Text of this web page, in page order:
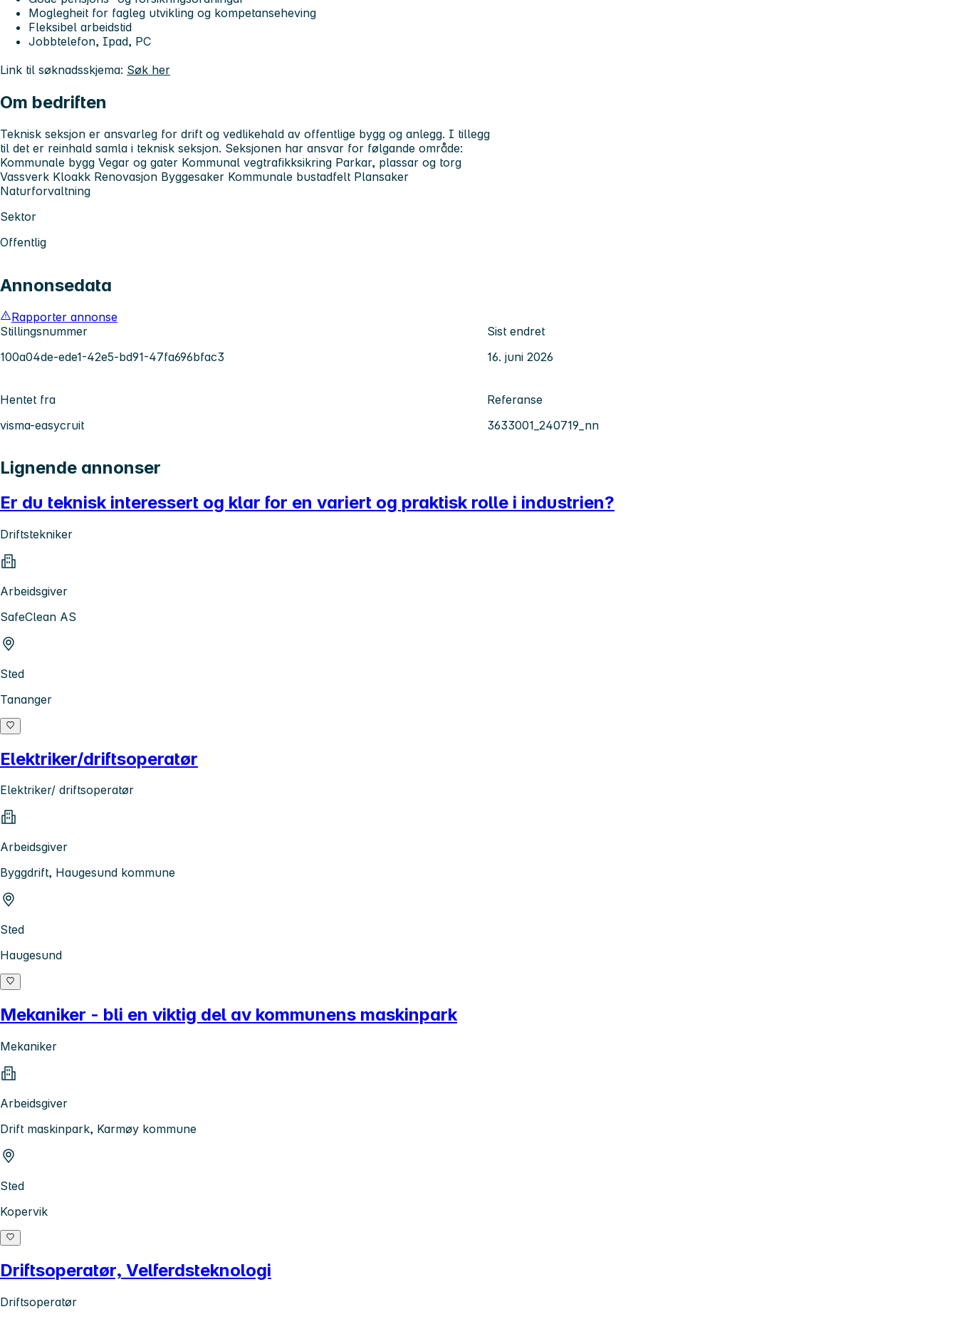
Moglegheit for fagleg utvikling og kompetanseheving
Fleksibel arbeidstid
Jobbtelefon, Ipad, PC
Link til søknadsskjema: Søk her
Om bedriften
Teknisk seksjon er ansvarleg for drift og vedlikehald av offentlige bygg og anlegg. I tillegg
til det er reinhald samla i teknisk seksjon. Seksjonen har ansvar for følgande område:
Kommunale bygg Vegar og gater Kommunal vegtrafikksikring Parkar, plassar og torg
Vassverk Kloakk Renovasjon Byggesaker Kommunale bustadfelt Plansaker
Naturforvaltning
Sektor
Offentlig
Annonsedata
Rapporter annonse
Stillingsnummer
100a04de-ede1-42e5-bd91-47fa696bfac3
Sist endret
16. juni 2026
Hentet fra
visma-easycruit
Referanse
3633001_240719_nn
Lignende annonser
Er du teknisk interessert og klar for en variert og praktisk rolle i industrien?
Driftstekniker
Arbeidsgiver
SafeClean AS
Sted
Tananger
Elektriker/driftsoperatør
Elektriker/ driftsoperatør
Arbeidsgiver
Byggdrift, Haugesund kommune
Sted
Haugesund
Mekaniker - bli en viktig del av kommunens maskinpark
Mekaniker
Arbeidsgiver
Drift maskinpark, Karmøy kommune
Sted
Kopervik
Driftsoperatør, Velferdsteknologi
Driftsoperatør